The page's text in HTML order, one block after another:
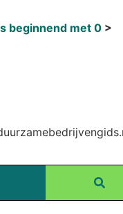
beginnend met 0